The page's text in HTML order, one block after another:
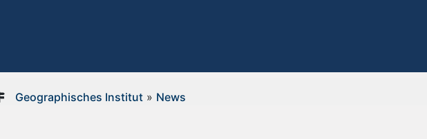
Geographisches Institut» News